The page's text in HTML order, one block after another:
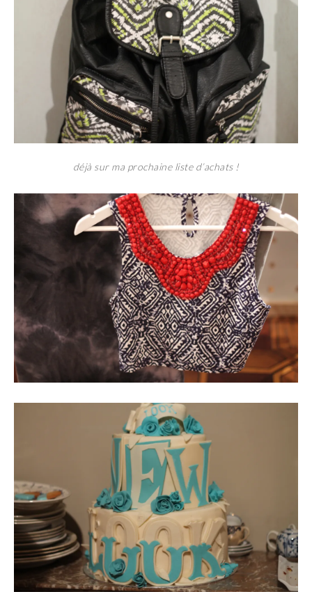
déjà sur ma prochaine liste d’achats !